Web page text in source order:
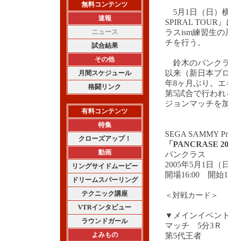
無料コンテンツ
速報
ニュース
試合結果
その他
月間スケジュール
格闘リンク
有料コンテンツ
特集
クローズアップ！
動画
リングサイドムービー
ドリームスパーリング
テクニック講座
VTRインタビュー
ラウンドガール
よみもの
5月1日（日）
SPIRAL TOUR
ラスism練習生
チを行う。
鈴木のパンク
以来（新日本プ
年8ヶ月ぶり。
第5試合で行わ
ジョンマッチを
SEGA SAMMY
「PANCRASE
パンクラス
2005年5月1日（
開場16:00 開始
＜対戦カード＞
▼メインイベン
マッチ 5分3Ｒ
第5代王者